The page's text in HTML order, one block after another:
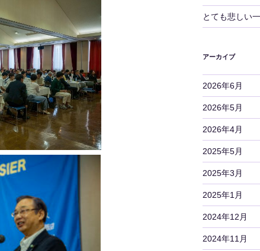
とても悲しい
アーカイブ
2026年6月
2026年5月
2026年4月
2025年5月
2025年3月
2025年1月
2024年12月
2024年11月